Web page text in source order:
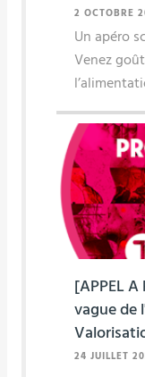
2 OCTOBRE
Un apéro
Venez
[APPEL A
vague de
24 JUILLET